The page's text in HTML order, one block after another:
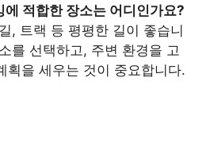
에 적합한 장소는 어디인가요?
, 트랙 등 평평한 길이 좋습니
를 선택하고, 주변 환경을 고
획을 세우는 것이 중요합니다.